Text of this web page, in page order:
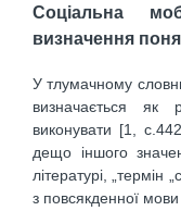
Соціальна
визначення
У тлумачному
визначається як
виконувати [1,
дещо іншого
літературі, „термін
з повсякденної